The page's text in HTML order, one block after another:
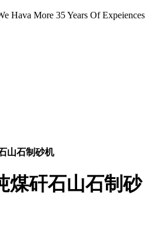
Hava More 35 Years Of Expeiences
山石制砂机
煤矸石山石制砂